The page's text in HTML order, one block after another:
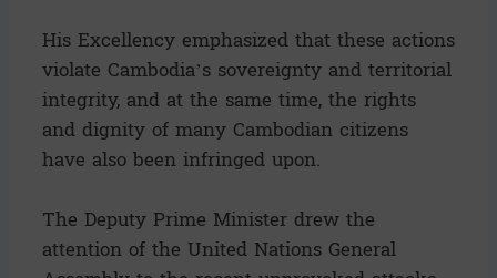
His Excellency emphasized that these actions
violate Cambodia’s sovereignty and territorial
integrity, and at the same time, the rights
and dignity of many Cambodian citizens
have also been infringed upon.
The Deputy Prime Minister drew the
attention of the United Nations General